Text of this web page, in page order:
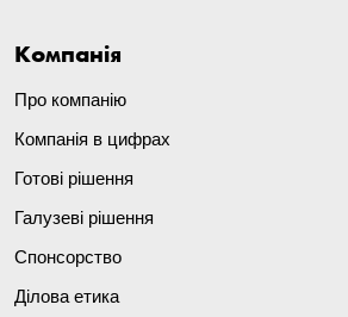
Компанія
Про компанію
Компанія в цифрах
Готові рішення
Галузеві рішення
Спонсорство
Ділова етика